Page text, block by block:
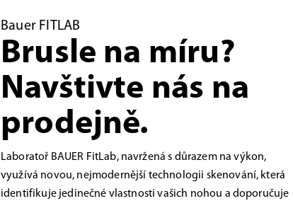
Bauer FITLAB
Brusle na míru?
Navštivte nás na
prodejně.
Laboratoř BAUER FitLab, navržená s důrazem na výkon,
využívá novou, nejmodernější technologii skenování, která
identifikuje jedinečné vlastnosti vašich nohou a doporučuje